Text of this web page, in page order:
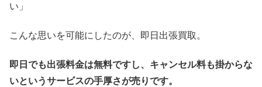
い」
こんな思いを可能にしたのが、即日出張買取。
即日でも出張料金は無料ですし、キャンセル料も掛からな
いというサービスの手厚さが売りです。